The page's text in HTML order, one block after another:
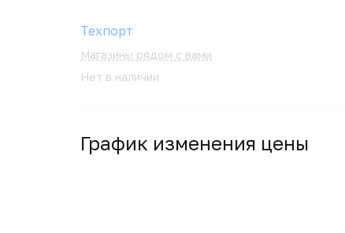
Техпорт
Магазины рядом с вами
Нет в наличии
График изменения цены